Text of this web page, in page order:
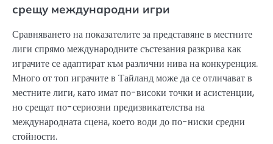
срещу международни игри
Сравняването на показателите за представяне в местните
лиги спрямо международните състезания разкрива как
играчите се адаптират към различни нива на конкуренция.
Много от топ играчите в Тайланд може да се отличават в
местните лиги, като имат по-високи точки и асистенции,
но срещат по-сериозни предизвикателства на
международната сцена, което води до по-ниски средни
стойности.